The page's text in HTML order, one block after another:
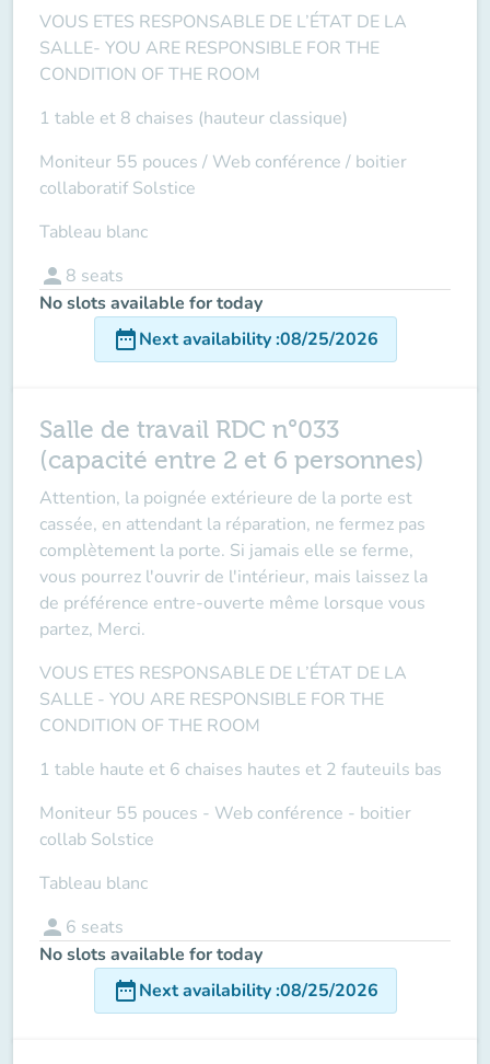
VOUS ETES RESPONSABLE DE L’ÉTAT DE LA
SALLE- YOU ARE RESPONSIBLE FOR THE
CONDITION OF THE ROOM
1 table et 8 chaises (hauteur classique)
Moniteur 55 pouces / Web conférence / boitier
collaboratif Solstice
Tableau blanc
person 8 seats
No slots available for today
date_rangeNext availability:08/25/2026
Salle de travail RDC n°033
(capacité entre 2 et 6 personnes)
Attention, la poignée extérieure de la porte est
cassée, en attendant la réparation, ne fermez pas
complètement la porte. Si jamais elle se ferme,
vous pourrez l'ouvrir de l'intérieur, mais laissez la
de préférence entre-ouverte même lorsque vous
partez, Merci.
VOUS ETES RESPONSABLE DE L’ÉTAT DE LA
SALLE - YOU ARE RESPONSIBLE FOR THE
CONDITION OF THE ROOM
1 table haute et 6 chaises hautes et 2 fauteuils bas
Moniteur 55 pouces - Web conférence - boitier
collab Solstice
Tableau blanc
person 6 seats
No slots available for today
date_rangeNext availability:08/25/2026